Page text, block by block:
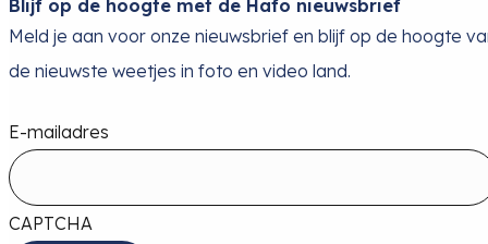
Blijf op de hoogte met de Hafo nieuwsbrief
Meld je aan voor onze nieuwsbrief en blijf op de hoogte
de nieuwste weetjes in foto en video land.
E-mailadres
CAPTCHA